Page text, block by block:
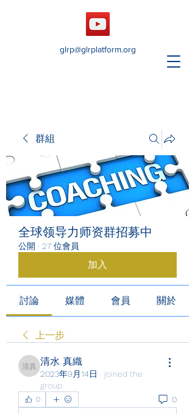
glrp@glrplatform.org
群組
全球领导力师资群招募中
公開 · 27 位會員
加入
討論 媒體 會員 關於
上一步
清水 真織
清水 真織
2023年9月14日 · joined the
group.
0 0